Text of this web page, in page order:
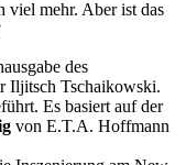
viel mehr. Aber ist das
des
Iljitsch Tschaikowski.
Es basiert auf der
von E.T.A. Hoffmann